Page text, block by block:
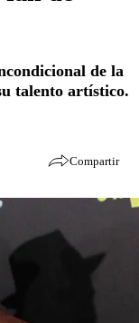
de la
talento artístico.
Compartir